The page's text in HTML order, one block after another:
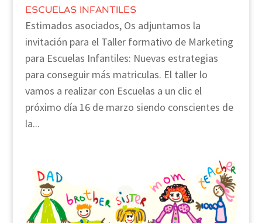
ESCUELAS INFANTILES
Estimados asociados, Os adjuntamos la
invitación para el Taller formativo de Marketing
para Escuelas Infantiles: Nuevas estrategias
para conseguir más matriculas. El taller lo
vamos a realizar con Escuelas a un clic el
próximo día 16 de marzo siendo conscientes de
la...